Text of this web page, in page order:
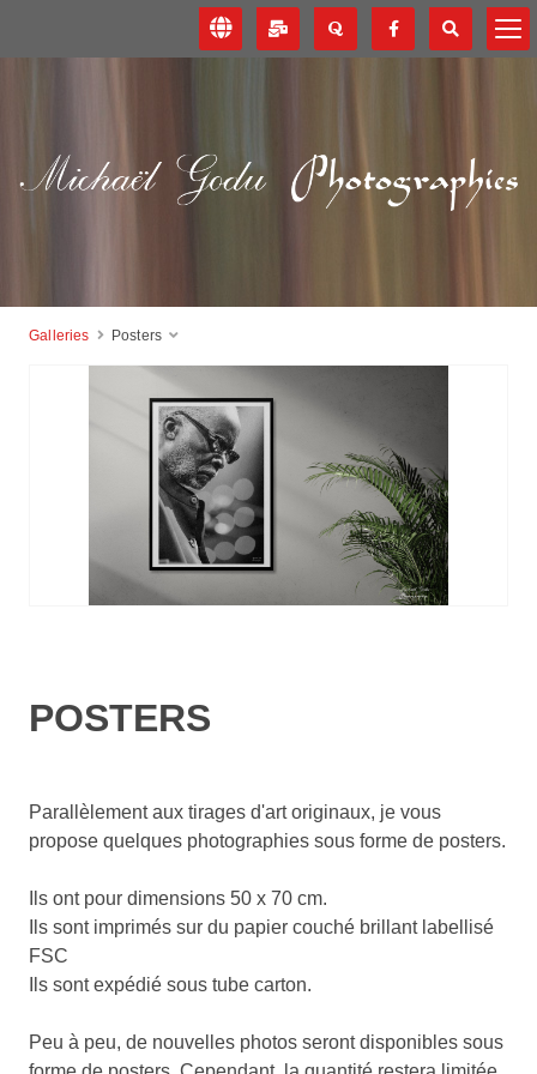
Galleries Posters
POSTERS
Parallèlement aux tirages d'art originaux, je vous
propose quelques photographies sous forme de posters.
Ils ont pour dimensions 50 x 70 cm.
Ils sont imprimés sur du papier couché brillant labellisé
FSC
Ils sont expédié sous tube carton.
Peu à peu, de nouvelles photos seront disponibles sous